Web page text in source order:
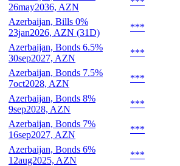
26may2036, AZN
Azerbaijan, Bills 0%
23jan2026, AZN (31D)
***
Azerbaijan, Bonds 6.5%
30sep2027, AZN
***
Azerbaijan, Bonds 7.5%
7oct2028, AZN
***
Azerbaijan, Bonds 8%
9sep2028, AZN
***
Azerbaijan, Bonds 7%
16sep2027, AZN
***
Azerbaijan, Bonds 6%
12aug2025, AZN
***